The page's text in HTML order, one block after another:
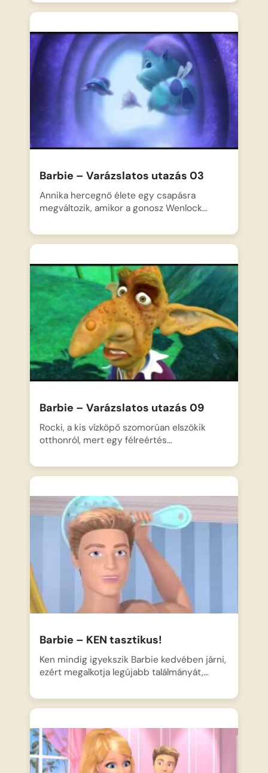
Barbie – Varázslatos utazás 03
Annika hercegnő élete egy csapásra
megváltozik, amikor a gonosz Wenlock…
Barbie – Varázslatos utazás 09
Rocki, a kis vízköpő szomorúan elszökik
otthonról, mert egy félreértés…
Barbie – KEN tasztikus!
Ken mindig igyekszik Barbie kedvében járni,
ezért megalkotja legújabb találmányát,…